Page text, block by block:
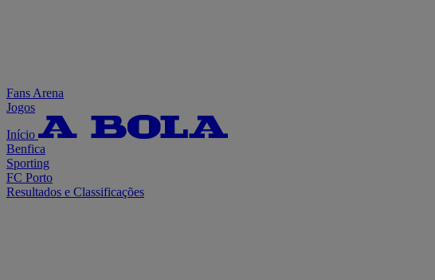
Fans Arena
Jogos
Início
Benfica
Sporting
FC Porto
Resultados e Classificações